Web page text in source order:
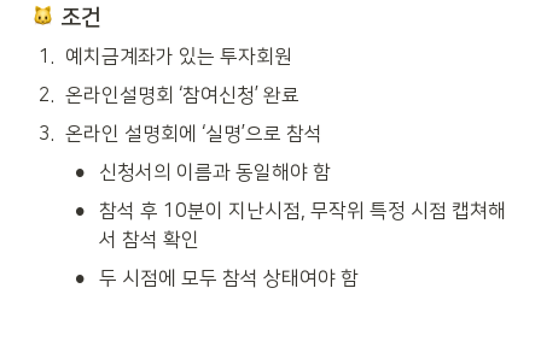
(*유효기간 : 지급일로부터 2개월) -
디 증권팀) E-mail :
031-8039-5568
조건
1 .
예치금계좌가 있는 투자회원
2. 온라인설명회 ‘참여신청’ 완료
3. 온라인 설명회에 ‘실명’으로 참석
• 신청서의 이름과 동일해야 함
•
참석 후 10분이 지난시점, 무작위 특정 시점 캡쳐해
서 참석 확인
• 두 시점에 모두 참석 상태여야 함